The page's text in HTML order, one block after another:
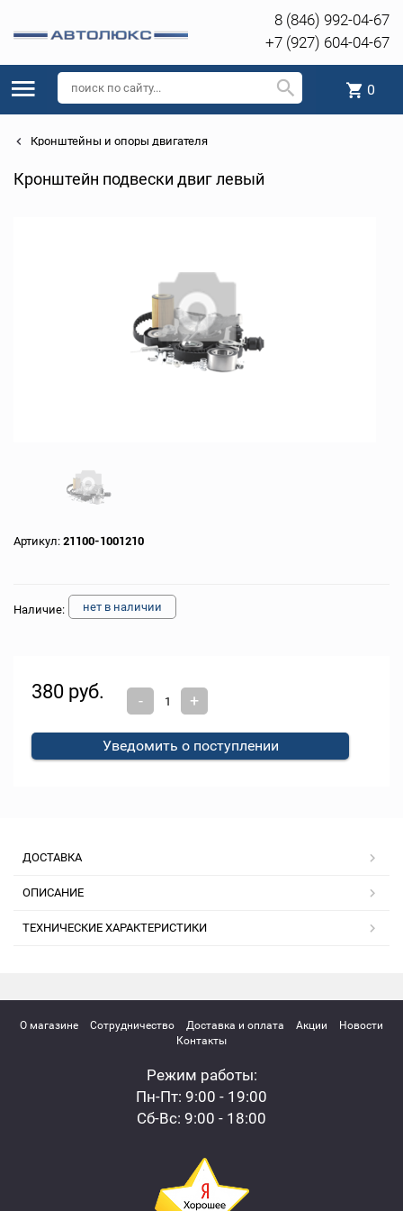
8 (846) 992-04-67
+7 (927) 604-04-67
0
Кронштейны и опоры двигателя
Кронштейн подвески двиг левый
Артикул: 21100-1001210
Наличие: нет в наличии
380 руб. - +
Уведомить о поступлении
ДОСТАВКА
ОПИСАНИЕ
ТЕХНИЧЕСКИЕ ХАРАКТЕРИСТИКИ
О магазине Сотрудничество Доставка и оплата Акции
Новости
Контакты
Режим работы:
Пн-Пт: 9:00 - 19:00
Сб-Вс: 9:00 - 18:00